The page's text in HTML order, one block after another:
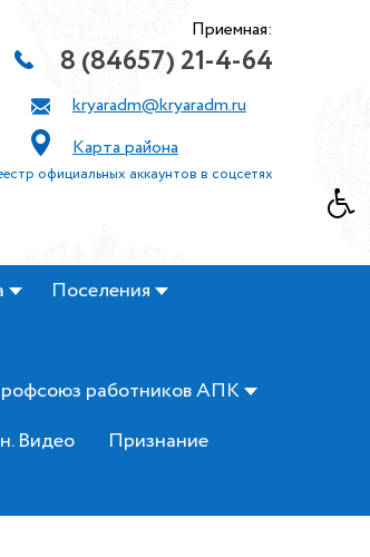
Приемная:
8 (84657) 21-4-64
kryaradm@kryaradm.ru
Карта района
официальных аккаунтов в соцсетях
Поселения
работников АПК
Видео
Признание